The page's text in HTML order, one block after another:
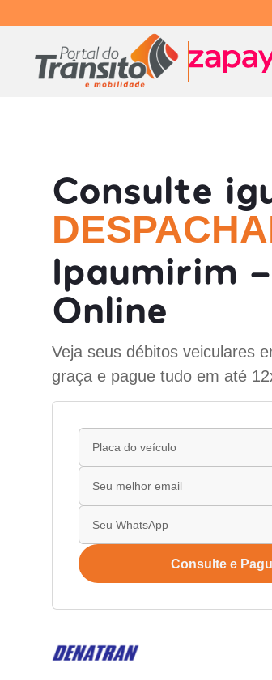
Consulte
Ipaumirim -
Online
Veja seus débitos veiculares
graça e pague tudo em até
Consulte e